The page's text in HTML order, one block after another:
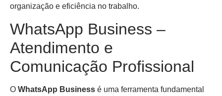
organização e eficiência no trabalho.
WhatsApp Business –
Atendimento e
Comunicação Profissional
O WhatsApp Business é uma ferramenta fundamental